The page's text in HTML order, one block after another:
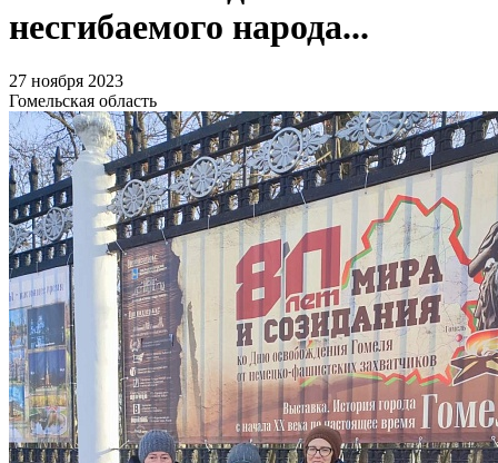
несгибаемого народа...
27 ноября 2023
Гомельская область